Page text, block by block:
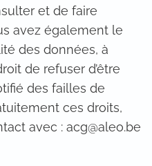
et de faire
avez également le
des données, à
de refuser d’être
des failles de
ces droits,
avec : acg@aleo.be